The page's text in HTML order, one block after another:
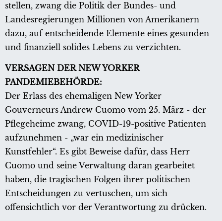
stellen, zwang die Politik der Bundes- und
Landesregierungen Millionen von Amerikanern
dazu, auf entscheidende Elemente eines gesunden
und finanziell solides Lebens zu verzichten.
VERSAGEN DER NEW YORKER
PANDEMIEBEHÖRDE:
Der Erlass des ehemaligen New Yorker
Gouverneurs Andrew Cuomo vom 25. März - der
Pflegeheime zwang, COVID-19-positive Patienten
aufzunehmen - „war ein medizinischer
Kunstfehler“. Es gibt Beweise dafür, dass Herr
Cuomo und seine Verwaltung daran gearbeitet
haben, die tragischen Folgen ihrer politischen
Entscheidungen zu vertuschen, um sich
offensichtlich vor der Verantwortung zu drücken.